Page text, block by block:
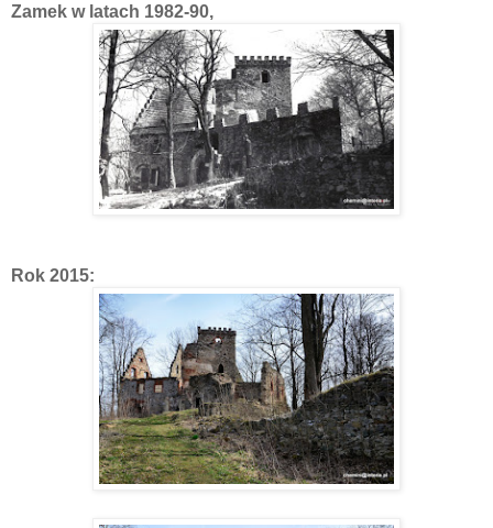
Zamek w latach 1982-90,
Rok 2015: